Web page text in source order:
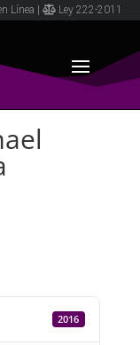
Línea Ley 222-2011
2016